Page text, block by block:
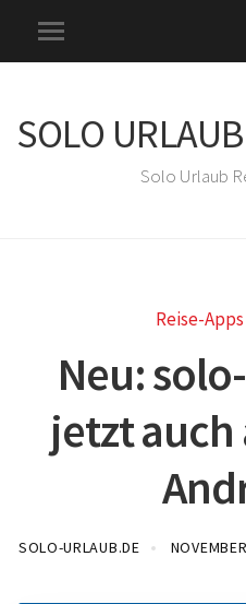
SOLO
Solo Urlaub
Reise-Apps
Neu:
jetzt auch
SOLO-URLAUB.DE